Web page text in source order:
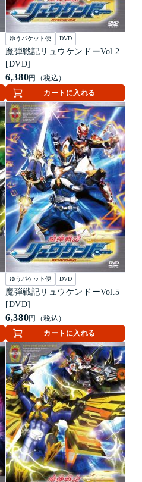
ゆうパケット便 DVD
魔弾戦記リュウケンドーVol.2
[DVD]
6,380円（税込）
カートに入れる
ゆうパケット便 DVD
魔弾戦記リュウケンドーVol.5
[DVD]
6,380円（税込）
カートに入れる